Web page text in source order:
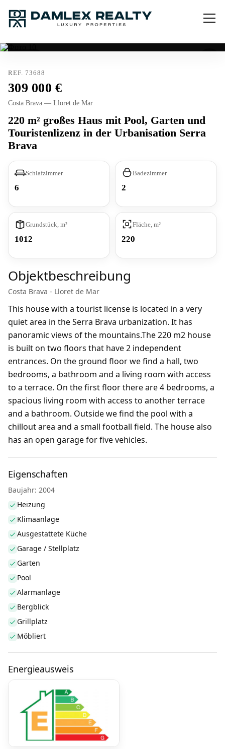
REF. 73688
309 000
Costa Brava — Lloret de Mar
220 m² großes Haus mit Pool, Garten und
Touristenlizenz in der Urbanisation Serra
Brava
Schlafzimmer
6
Badezimmer
2
Grundstück, m²
1012
Fläche, m²
220
Objektbeschreibung
Costa Brava - Lloret de Mar
This house with a tourist license is located in a very
quiet area in the Serra Brava urbanization. It has
panoramic views of the mountains.The 220 m2 house
is built on two floors that have 2 independent
entrances. On the ground floor we find a hall, two
bedrooms, a bathroom and a living room with access
to a terrace. On the first floor there are 4 bedrooms, a
spacious living room with access to another terrace
and a bathroom. Outside we find the pool with a
chillout area and a small football field. The house also
has an open garage for five vehicles.
Eigenschaften
Baujahr: 2004
Heizung
Klimaanlage
Ausgestattete Küche
Garage / Stellplatz
Garten
Pool
Alarmanlage
Bergblick
Grillplatz
Möbliert
Energieausweis